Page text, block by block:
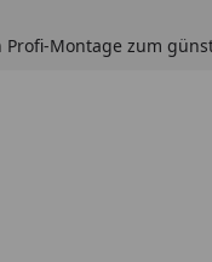
Montage zum